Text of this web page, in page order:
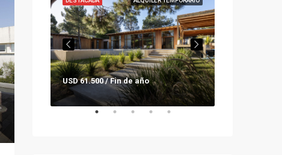
USD 61.500 / Fin de año